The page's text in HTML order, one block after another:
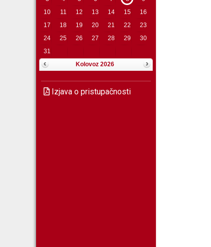
10
11 12 13 14 15
16
17
18 19 20 21 22
23
24
25 26 27 28 29
30
31
Kolovoz 2026
Izjava o pristupačnosti